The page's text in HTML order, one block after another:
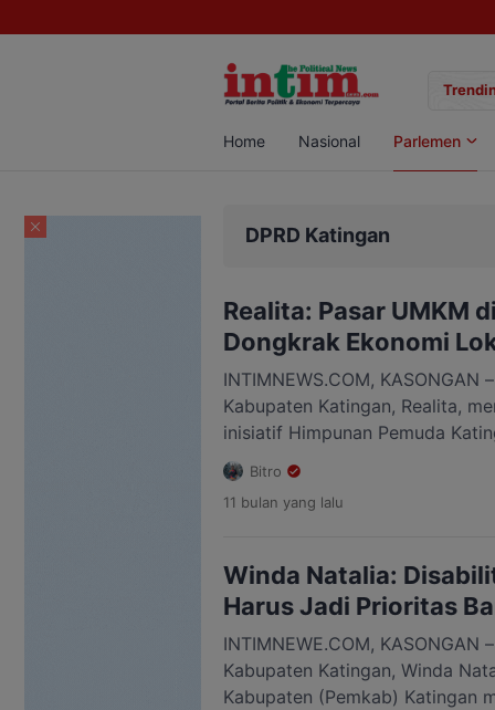
Kobar Panen 89 Medali di Ajang Bergengsi Rektor Unda Cup
Home Nasional Parlemen
DPRD Katingan
Realita: Pasar UMKM
Dongkrak Ekonomi
INTIMNEWS.COM, KASONGAN
Kabupaten Katingan, Realita,
inisiatif Himpunan Pemuda
menggelar hiburan rakyat
Lomba Cosplay Kostum Jadul
dijadwalkan berlangsung pada
kegiatan yang digagas para
sekadar […]
Bitro
11 bulan yang lalu
Winda Natalia:
Harus Jadi Prioritas
INTIMNEWE.COM, KASONGAN
Kabupaten Katingan, Winda
Kabupaten (Pemkab) Katingan